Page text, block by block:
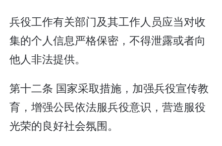
兵役工作有关部门及其工作人员应当对收
集的个人信息严格保密，不得泄露或者向
他人非法提供。
第十二条 国家采取措施，加强兵役宣传教
育，增强公民依法服兵役意识，营造服役
光荣的良好社会氛围。